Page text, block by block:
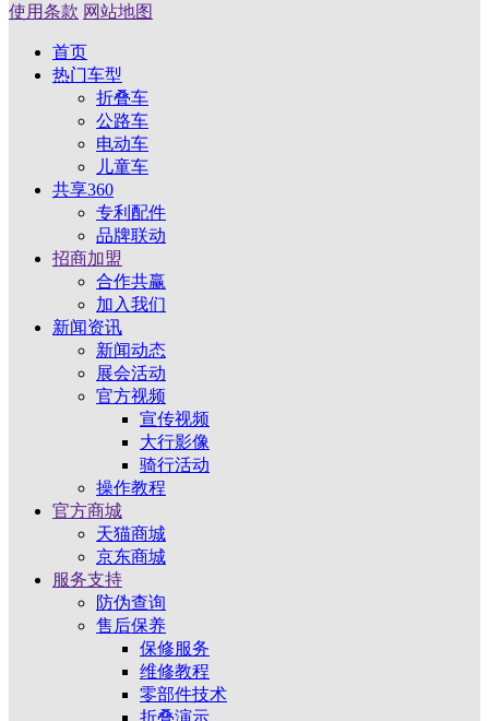
使用条款 网站地图
首页
热门车型
折叠车
公路车
电动车
儿童车
共享360
专利配件
品牌联动
招商加盟
合作共赢
加入我们
新闻资讯
新闻动态
展会活动
官方视频
宣传视频
大行影像
骑行活动
操作教程
官方商城
天猫商城
京东商城
服务支持
防伪查询
售后保养
保修服务
维修教程
零部件技术
折叠演示